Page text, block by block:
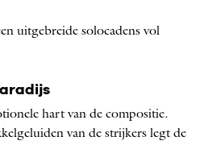
uitgebreide solocadens vol
hart van de compositie.
van de strijkers legt de